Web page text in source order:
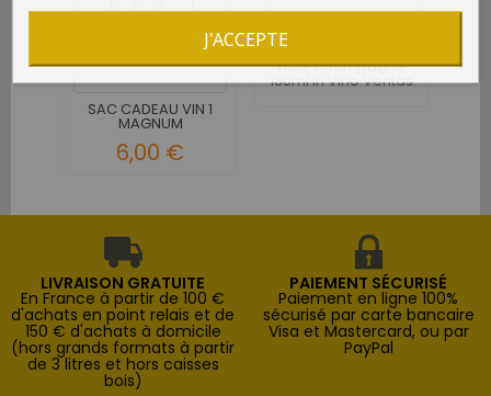
SAC CADEAU VIN 1
MAGNUM
6,00 €
Flûte Champagne
180ml In Vino Veritas
‹ ›
LIVRAISON GRATUITE
En France à partir de 100 €
d'achats en point relais et de
150 € d'achats à domicile
(hors grands formats à partir
de 3 litres et hors caisses
bois)
PAIEMENT SÉCURISÉ
Paiement en ligne 100%
sécurisé par carte bancaire
Visa et Mastercard, ou par
PayPal
J'ACCEPTE